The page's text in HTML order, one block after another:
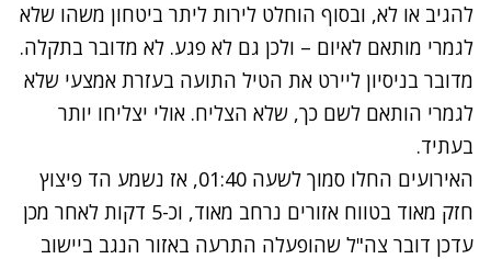
להגיב או לא, ובסוף הוחלט לירות ליתר ביטחון משהו שלא
לגמרי מותאם לאיום – ולכן גם לא פגע. לא מדובר בתקלה.
מדובר בניסיון ליירט את הטיל התועה בעזרת אמצעי שלא
לגמרי הותאם לשם כך, שלא הצליח. אולי יצליחו יותר
בעתיד.
האירועים החלו סמוך לשעה 01:40, אז
נשמע הד פיצוץ
חזק מאוד
בטווח אזורים נרחב מאוד, וכ-5 דקות לאחר מכן
עדכן דובר צה"ל שהופעלה התרעה באזור הנגב ביישוב